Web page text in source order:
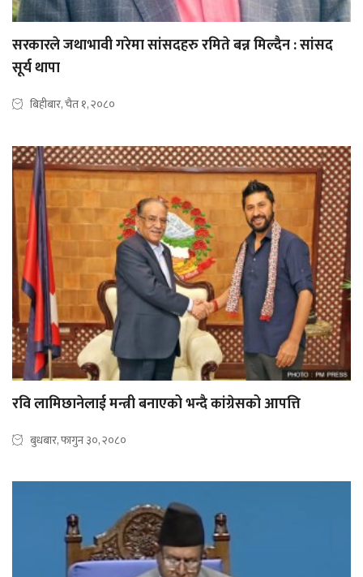
सरकारले जथाभावी गरेमा सांसदहरु रमिते बन्न मिल्दैन : सांसद
सूर्य थापा
बिहीबार, चैत १, २०८०
रवि लामिछानेलाई मन्त्री बनाएको भन्दै कांग्रेसको आपत्ति
बुधबार, फागुन ३०, २०८०